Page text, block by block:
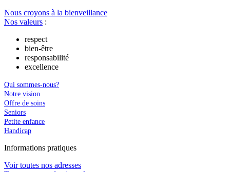
Nous croyons à la bienveillance
Nos valeurs :
respect
bien-être
responsabilité
excellence
Qui sommes-nous?
Notre vision
Offre de soins
Seniors
Petite enfance
Handicap
Informations pratiques
Voir toutes nos adresses